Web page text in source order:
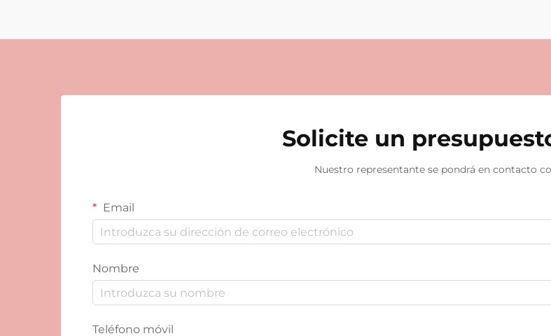
Solicite un
Nuestro representante se pondrá en contacto
Email
Nombre
Teléfono móvil